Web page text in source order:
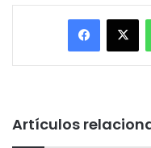
Facebook
X
Artículos